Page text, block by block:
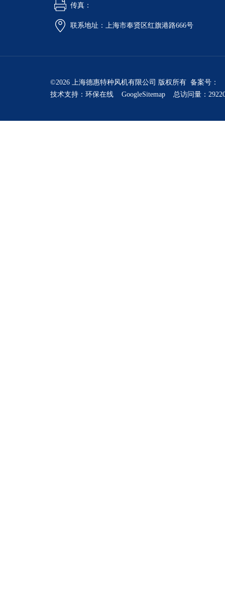
传真：
联系地址：上海市奉贤区红旗港路666号
©2026 上海德惠特种风机有限公司 版权所有 备案号：
技术支持： 环保在线 GoogleSitemap 总访问量：